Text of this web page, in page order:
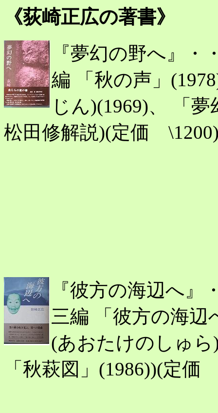
《荻崎正広の著書》
『夢幻の野へ』・
編 「秋の声」
じん)(1969)、 「
松田修解説)(定価
『彼方の海辺へ』
三編 「彼方の海辺
(あおたけのしゅら
「秋萩図」(1986))(定価